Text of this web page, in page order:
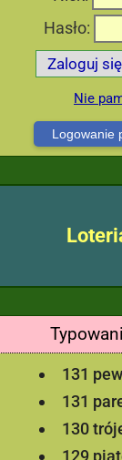
Hasło:
Zaloguj się
Nie
Logowanie
131
131
130
129